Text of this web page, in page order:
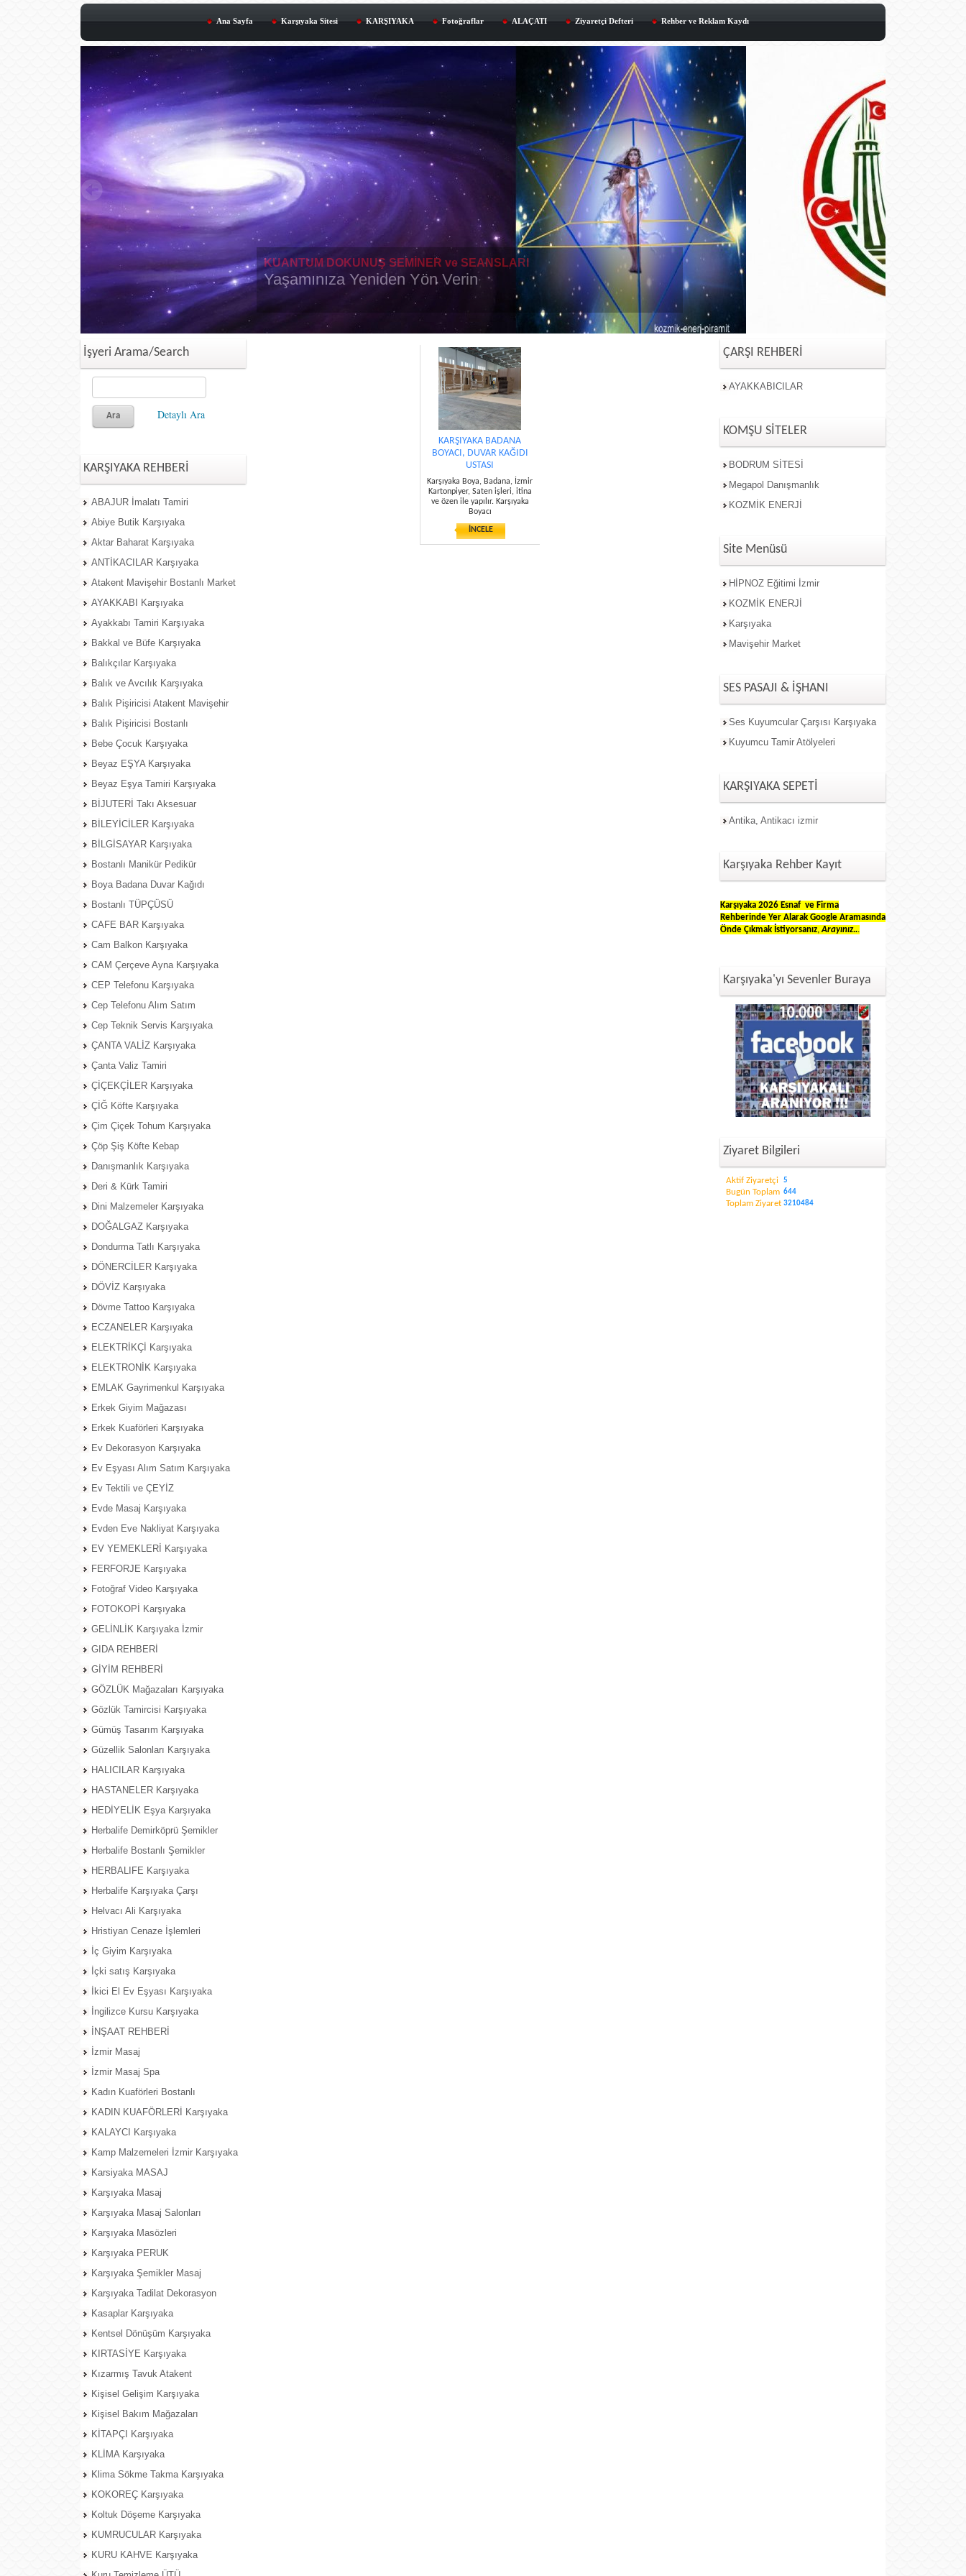
Ana Sayfa Karşıyaka Sitesi KARŞIYAKA Fotoğraflar ALAÇATI Ziyaretçi Defteri Rehber ve Reklam Kaydı
İşyeri Arama/Search
Detaylı Ara
KARŞIYAKA REHBERİ
ABAJUR İmalatı Tamiri
Abiye Butik Karşıyaka
Aktar Baharat Karşıyaka
ANTİKACILAR Karşıyaka
Atakent Mavişehir Bostanlı Market
AYAKKABI Karşıyaka
Ayakkabı Tamiri Karşıyaka
Bakkal ve Büfe Karşıyaka
Balıkçılar Karşıyaka
Balık ve Avcılık Karşıyaka
Balık Pişiricisi Atakent Mavişehir
Balık Pişiricisi Bostanlı
Bebe Çocuk Karşıyaka
Beyaz EŞYA Karşıyaka
Beyaz Eşya Tamiri Karşıyaka
BİJUTERİ Takı Aksesuar
BİLEYİCİLER Karşıyaka
BİLGİSAYAR Karşıyaka
Bostanlı Manikür Pedikür
Boya Badana Duvar Kağıdı
Bostanlı TÜPÇÜSÜ
CAFE BAR Karşıyaka
Cam Balkon Karşıyaka
CAM Çerçeve Ayna Karşıyaka
CEP Telefonu Karşıyaka
Cep Telefonu Alım Satım
Cep Teknik Servis Karşıyaka
ÇANTA VALİZ Karşıyaka
Çanta Valiz Tamiri
ÇİÇEKÇİLER Karşıyaka
ÇİĞ Köfte Karşıyaka
Çim Çiçek Tohum Karşıyaka
Çöp Şiş Köfte Kebap
Danışmanlık Karşıyaka
Deri & Kürk Tamiri
Dini Malzemeler Karşıyaka
DOĞALGAZ Karşıyaka
Dondurma Tatlı Karşıyaka
DÖNERCİLER Karşıyaka
DÖVİZ Karşıyaka
Dövme Tattoo Karşıyaka
ECZANELER Karşıyaka
ELEKTRİKÇİ Karşıyaka
ELEKTRONİK Karşıyaka
EMLAK Gayrimenkul Karşıyaka
Erkek Giyim Mağazası
Erkek Kuaförleri Karşıyaka
Ev Dekorasyon Karşıyaka
Ev Eşyası Alım Satım Karşıyaka
Ev Tektili ve ÇEYİZ
Evde Masaj Karşıyaka
Evden Eve Nakliyat Karşıyaka
EV YEMEKLERİ Karşıyaka
FERFORJE Karşıyaka
Fotoğraf Video Karşıyaka
FOTOKOPİ Karşıyaka
GELİNLİK Karşıyaka İzmir
GIDA REHBERİ
GİYİM REHBERİ
GÖZLÜK Mağazaları Karşıyaka
Gözlük Tamircisi Karşıyaka
Gümüş Tasarım Karşıyaka
Güzellik Salonları Karşıyaka
HALICILAR Karşıyaka
HASTANELER Karşıyaka
HEDİYELİK Eşya Karşıyaka
Herbalife Demirköprü Şemikler
Herbalife Bostanlı Şemikler
HERBALIFE Karşıyaka
Herbalife Karşıyaka Çarşı
Helvacı Ali Karşıyaka
Hristiyan Cenaze İşlemleri
İç Giyim Karşıyaka
İçki satış Karşıyaka
İkici El Ev Eşyası Karşıyaka
İngilizce Kursu Karşıyaka
İNŞAAT REHBERİ
İzmir Masaj
İzmir Masaj Spa
Kadın Kuaförleri Bostanlı
KADIN KUAFÖRLERİ Karşıyaka
KALAYCI Karşıyaka
Kamp Malzemeleri İzmir Karşıyaka
Karsiyaka MASAJ
Karşıyaka Masaj
Karşıyaka Masaj Salonları
Karşıyaka Masözleri
Karşıyaka PERUK
Karşıyaka Şemikler Masaj
Karşıyaka Tadilat Dekorasyon
Kasaplar Karşıyaka
Kentsel Dönüşüm Karşıyaka
KIRTASİYE Karşıyaka
Kızarmış Tavuk Atakent
Kişisel Gelişim Karşıyaka
Kişisel Bakım Mağazaları
KİTAPÇI Karşıyaka
KLİMA Karşıyaka
Klima Sökme Takma Karşıyaka
KOKOREÇ Karşıyaka
Koltuk Döşeme Karşıyaka
KUMRUCULAR Karşıyaka
KURU KAHVE Karşıyaka
KARŞIYAKA BADANA
BOYACI, DUVAR KAĞIDI
USTASI
Karşıyaka Boya, Badana, İzmir
Kartonpiyer, Saten işleri, itina
ve özen ile yapılır. Karşıyaka
Boyacı
İNCELE
ÇARŞI REHBERİ
AYAKKABICILAR
KOMŞU SİTELER
BODRUM SİTESİ
Megapol Danışmanlık
KOZMİK ENERJİ
Site Menüsü
HİPNOZ Eğitimi İzmir
KOZMİK ENERJİ
Karşıyaka
Mavişehir Market
SES PASAJI & İŞHANI
Ses Kuyumcular Çarşısı Karşıyaka
Kuyumcu Tamir Atölyeleri
KARŞIYAKA SEPETİ
Antika, Antikacı izmir
Karşıyaka Rehber Kayıt
Karşıyaka 2026 Esnaf ve Firma
Rehberinde Yer Alarak Google Aramasında
Önde Çıkmak İstiyorsanız,Arayınız...
Karşıyaka'yı Sevenler Buraya
Ziyaret Bilgileri
Aktif Ziyaretçi 5
Bugün Toplam 644
Toplam Ziyaret 3210484